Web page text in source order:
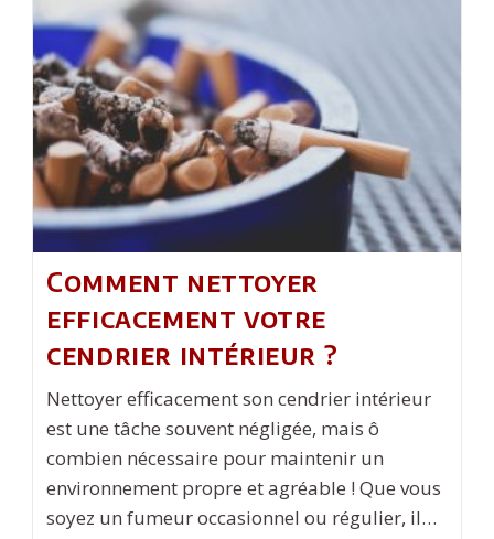
Annecy :
Quelques
Critères
Essentiels
Comment nettoyer
efficacement votre
cendrier intérieur ?
Nettoyer efficacement son cendrier intérieur
est une tâche souvent négligée, mais ô
combien nécessaire pour maintenir un
environnement propre et agréable ! Que vous
soyez un fumeur occasionnel ou régulier, il…